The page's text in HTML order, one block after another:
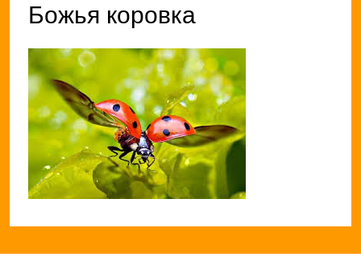
Божья коровка